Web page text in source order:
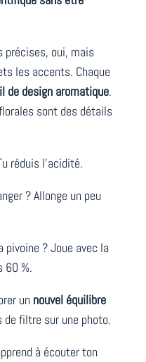
précises, oui, mais
les accents. Chaque
de design aromatique.
sont des détails
réduis l’acidité.
? Allonge un peu
? Joue avec la
60 %.
un nouvel équilibre
filtre sur une photo.
à écouter ton